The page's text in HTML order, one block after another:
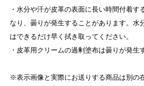
・水分や汗が皮革の表面に長い時間付着す
なり、曇りが発生することがあります。水
はできるだけ早く拭き取ってください。
・皮革用クリームの過剰塗布は曇りが発生
※表示画像と実際にお送りする商品は別の